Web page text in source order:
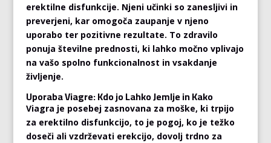
erektilne disfunkcije. Njeni učinki so zanesljivi in
preverjeni, kar omogoča zaupanje v njeno
uporabo ter pozitivne rezultate. To zdravilo
ponuja številne prednosti, ki lahko močno vplivajo
na vašo spolno funkcionalnost in vsakdanje
življenje.
Uporaba Viagre: Kdo jo Lahko Jemlje in Kako
Viagra je posebej zasnovana za moške, ki trpijo
za erektilno disfunkcijo, to je pogoj, ko je težko
doseči ali vzdrževati erekcijo, dovolj trdno za